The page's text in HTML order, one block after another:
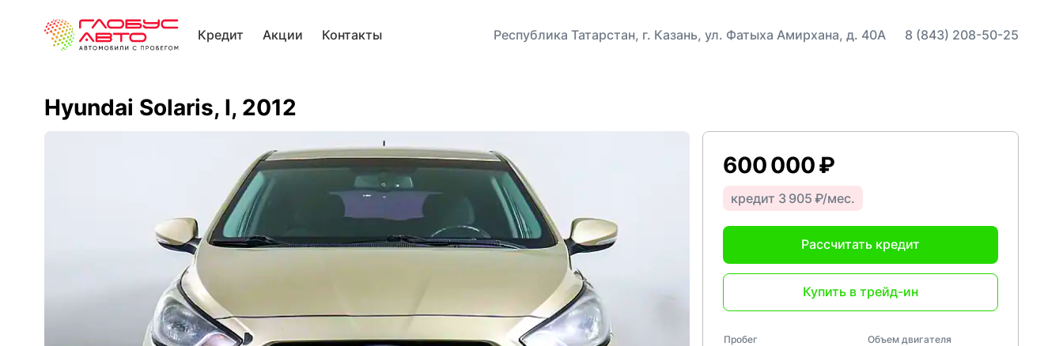
Кредит Акции Контакты Республика Татарстан, г. Казань, ул. Фатыха Амирхана, д. 40А 8 (843) 208-50-25
Hyundai Solaris, I, 2012
600 000 ₽
кредит 3 905 ₽/мес.
Рассчитать кредит
Купить в трейд-ин
Пробег Объем двигателя